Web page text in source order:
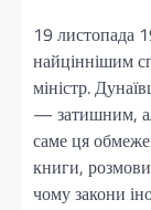
19 листопада
найціннішим
міністр.
— затишним,
саме ця
книги,
чому закони